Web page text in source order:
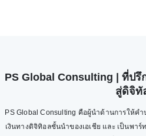
PS Global Consulting | ที่ปรึ
สู่ดิจิทั
PS Global Consulting คือผู้นำด้านการให้ค
เงินทางดิจิทิอลชั้นนำของเอเชีย และ เป็นพา